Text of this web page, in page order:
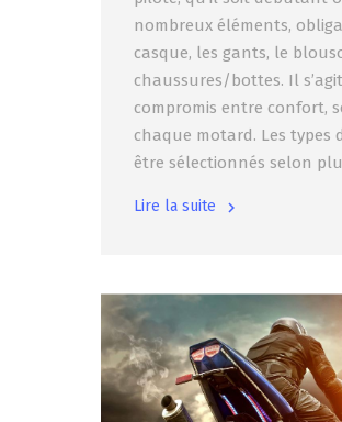
nombreux éléments,
casque, les gants, le
chaussures/bottes. Il
compromis entre confort,
chaque motard. Les types
être sélectionnés selon
Lire la suite